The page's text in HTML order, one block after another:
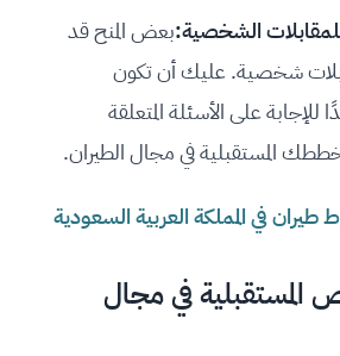
الشخصية:بعض المنح قد
شخصية. عليك أن تكون
على الأسئلة المتعلقة
المستقبلية في مجال الطيران.
المستقبلية في مجال